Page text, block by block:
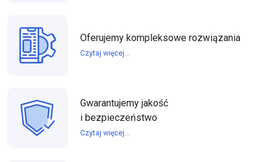
Oferujemy kompleksowe rozwiązania
Czytaj więcej...
Gwarantujemy jakość
i bezpieczeństwo
Czytaj więcej...